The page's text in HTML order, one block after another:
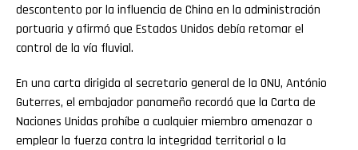
descontento por la influencia de China en la administración
portuaria y afirmó que Estados Unidos debía retomar el
control de la vía fluvial.
En una carta dirigida al secretario general de la ONU, António
Guterres, el embajador panameño recordó que la Carta de
Naciones Unidas prohíbe a cualquier miembro amenazar o
emplear la fuerza contra la integridad territorial o la